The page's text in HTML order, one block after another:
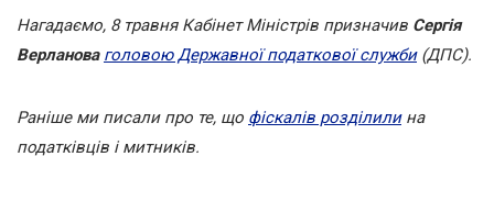
Нагадаємо, 8 травня Кабінет Міністрів призначив Сергія
Верланова головою Державної податкової служби(ДПС).
Раніше ми писали про те, що фіскалів розділилина
податківців і митників.